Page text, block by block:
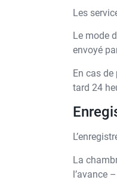
Les
Le mode
envoyé
En cas de
tard 24
La
l’avance